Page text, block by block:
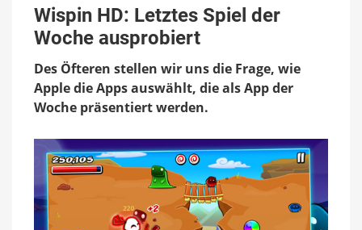
HD:
Letztes
Spiel
Woche
ausprobiert
Wispin HD: Letztes Spiel der
Woche ausprobiert
Des Öfteren stellen wir uns die Frage, wie
Apple die Apps auswählt, die als App der
Woche präsentiert werden.